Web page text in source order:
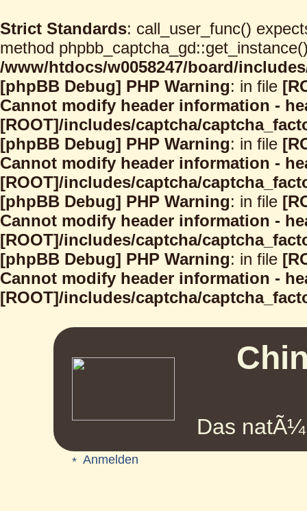
Strict Standards: call_user_func()
method
/www/htdocs/w0058247/board/
[phpBB Debug] PHP Warning: in file
Cannot modify header information -
[ROOT]/includes/captcha/
[phpBB Debug] PHP Warning: in file
Cannot modify header information -
[ROOT]/includes/captcha/
[phpBB Debug] PHP Warning: in file
Cannot modify header information -
[ROOT]/includes/captcha/
[phpBB Debug] PHP Warning: in file
Cannot modify header information -
[ROOT]/includes/captcha/
Das
Anmelden